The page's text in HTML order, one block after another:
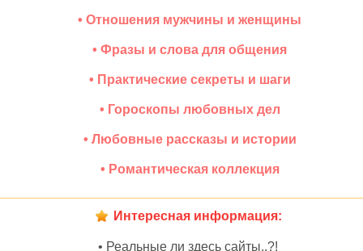
• Отношения мужчины и женщины
• Фразы и слова для общения
• Практические секреты и шаги
• Гороскопы любовных дел
• Любовные рассказы и истории
• Романтическая коллекция
Интересная информация:
• Реальные ли здесь сайты..?!